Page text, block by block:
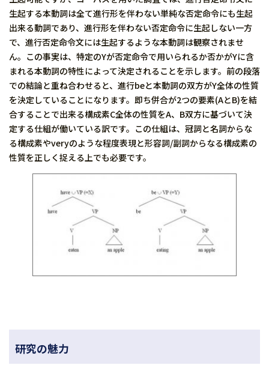
生起する本動詞は全て進行形を伴わない単純な否定命令にも生起
出来る動詞であり、進行形を伴わない否定命令に生起しない一方
で、進行否定命令文には生起するような本動詞は観察されませ
ん。この事実は、特定のYが否定命令で用いられるか否かがYに含
まれる本動詞の特性によって決定されることを示します。前の段落
での結論と重ね合わせると、進行beと本動詞の双方がY全体の性質
を決定していることになります。即ち併合が2つの要素(AとB)を結
合することで出来る構成素C全体の性質をA、B双方に基づいて決
定する仕組が働いている訳です。この仕組は、冠詞と名詞からな
る構成素やveryのような程度表現と形容詞/副詞からなる構成素の
性質を正しく捉える上でも必要です。
研究の魅力